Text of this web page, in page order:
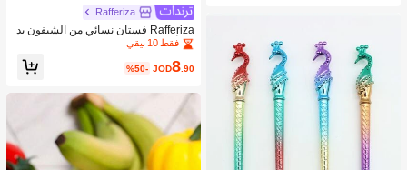
Rafferiza
Rafferiza فستان نسائي من الشيفون بد
ون أكمام بتفاصيل متداخلة ، وردي
فقط 10 بيقي
JOD8.90
%50-